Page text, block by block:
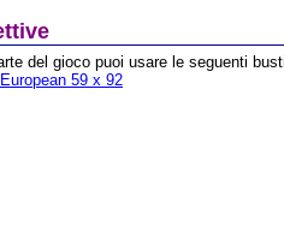
del gioco puoi usare le seguenti
59 x 92